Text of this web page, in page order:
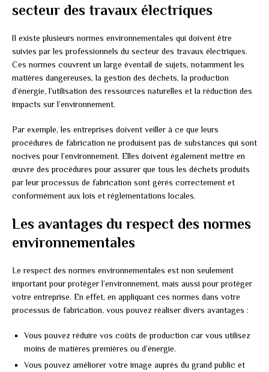
secteur des travaux électriques
Il existe plusieurs normes environnementales qui doivent être
suivies par les professionnels du secteur des travaux électriques.
Ces normes couvrent un large éventail de sujets, notamment les
matières dangereuses, la gestion des déchets, la production
d’énergie, l’utilisation des ressources naturelles et la réduction des
impacts sur l’environnement.
Par exemple, les entreprises doivent veiller à ce que leurs
procédures de fabrication ne produisent pas de substances qui sont
nocives pour l’environnement. Elles doivent également mettre en
œuvre des procédures pour assurer que tous les déchets produits
par leur processus de fabrication sont gérés correctement et
conformément aux lois et réglementations locales.
Les avantages du respect des normes
environnementales
Le respect des normes environnementales est non seulement
important pour protéger l’environnement, mais aussi pour protéger
votre entreprise. En effet, en appliquant ces normes dans votre
processus de fabrication, vous pouvez réaliser divers avantages :
Vous pouvez réduire vos coûts de production car vous utilisez
moins de matières premières ou d’énergie.
Vous pouvez améliorer votre image auprès du grand public et